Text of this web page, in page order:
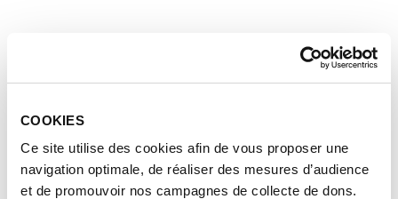
COOKIES
Ce site utilise des cookies afin de vous proposer une
navigation optimale, de réaliser des mesures d’audience
et de promouvoir nos campagnes de collecte de dons.